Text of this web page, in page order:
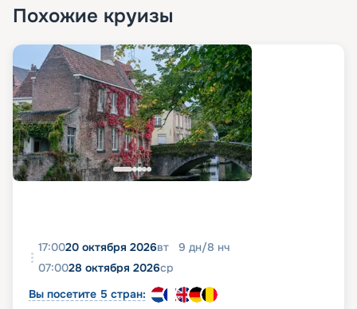
Похожие круизы
17:0020 октября 2026вт 9 дн/8 нч
07:0028 октября 2026ср
Вы посетите 5 стран: